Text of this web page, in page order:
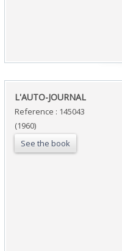
‎L'AUTO-JOURNAL ‎
Reference : 145043
(1960)
See the book